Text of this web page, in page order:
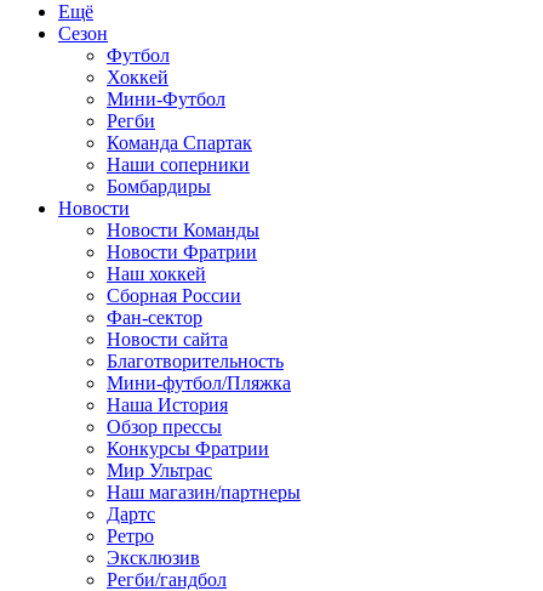
Ещё
Сезон
Футбол
Хоккей
Мини-Футбол
Регби
Команда Спартак
Наши соперники
Бомбардиры
Новости
Новости Команды
Новости Фратрии
Наш хоккей
Сборная России
Фан-cектор
Новости сайта
Благотворительность
Мини-футбол/Пляжка
Наша История
Обзор прессы
Конкурсы Фратрии
Мир Ультрас
Наш магазин/партнеры
Дартс
Ретро
Эксклюзив
Регби/гандбол